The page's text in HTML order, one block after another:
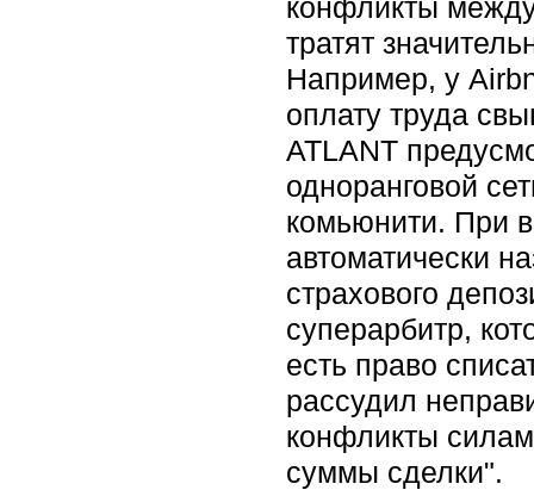
конфликты
тратят
Например, у
оплату труда
ATLANT
одноранговой
комьюнити. При
автоматически
страхового
суперарбитр,
есть право
рассудил
конфликты
суммы сделки".